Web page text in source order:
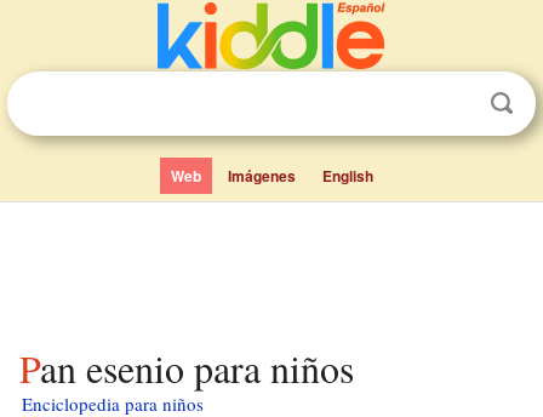
Web Imágenes English
Pan esenio para niños
Enciclopedia para niños